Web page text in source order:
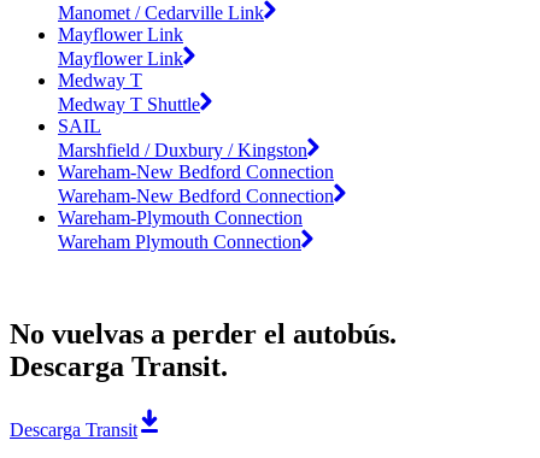
Manomet / Cedarville Link
Mayflower Link
Mayflower Link
Medway T
Medway T Shuttle
SAIL
Marshfield / Duxbury / Kingston
Wareham-New Bedford Connection
Wareham-New Bedford Connection
Wareham-Plymouth Connection
Wareham Plymouth Connection
No vuelvas a perder el autobús.
Descarga Transit.
Descarga Transit